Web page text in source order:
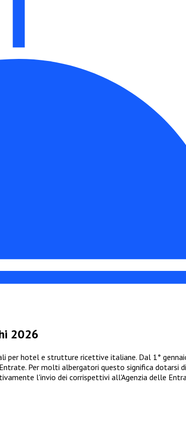
2026
per hotel e strutture ricettive italiane. Dal 1°
Per molti albergatori questo significa dotarsi
l'invio dei corrispettivi all'Agenzia delle